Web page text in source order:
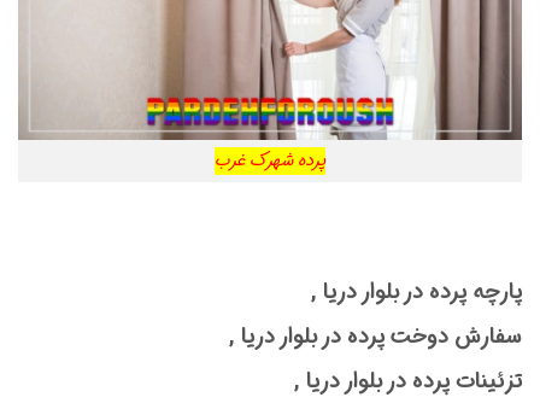
پرده شهرک غرب
پارچه پرده در بلوار دریا ,
سفارش دوخت پرده در بلوار دریا ,
تزئینات پرده در بلوار دریا ,